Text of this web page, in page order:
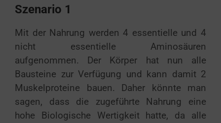
Szenario 1
Mit der Nahrung werden 4 essentielle und 4
nicht essentielle Aminosäuren
aufgenommen. Der Körper hat nun alle
Bausteine zur Verfügung und kann damit 2
Muskelproteine bauen. Daher könnte man
sagen, dass die zugeführte Nahrung eine
hohe Biologische Wertigkeit hatte, da alle